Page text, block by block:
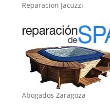
Reparacion Jacuzzi
Abogados Zaragoza